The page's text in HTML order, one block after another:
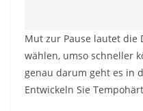
Mut zur Pause lautet die
wählen, umso schneller
genau darum geht es in
Entwickeln Sie